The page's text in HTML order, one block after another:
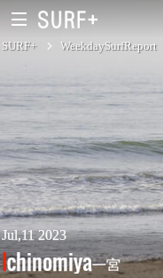
South Ibaraki
North Chiba
South Chiba
Unusually
Video Logs
SURF+ WeekdaySurfReport
Jul,11 2023
Ichinomiya一宮